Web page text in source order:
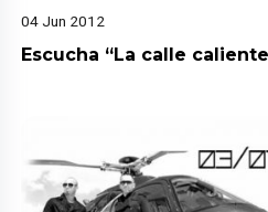
04 Jun 2012
Escucha “La calle